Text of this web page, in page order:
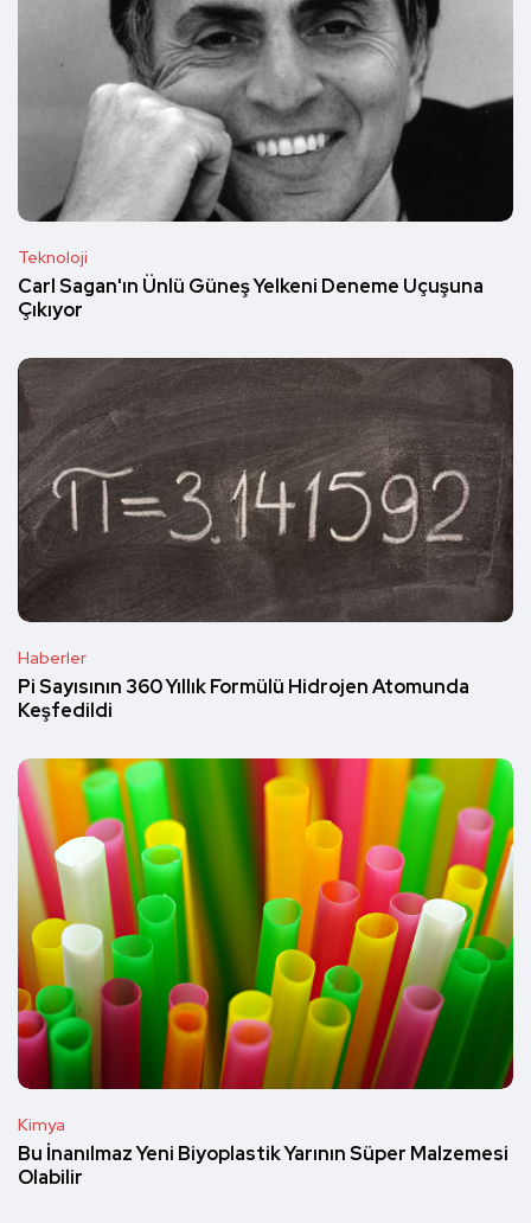
Teknoloji
Carl Sagan'ın Ünlü Güneş Yelkeni Deneme Uçuşuna
Çıkıyor
Haberler
Pi Sayısının 360 Yıllık Formülü Hidrojen Atomunda
Keşfedildi
Kimya
Bu İnanılmaz Yeni Biyoplastik Yarının Süper Malzemesi
Olabilir